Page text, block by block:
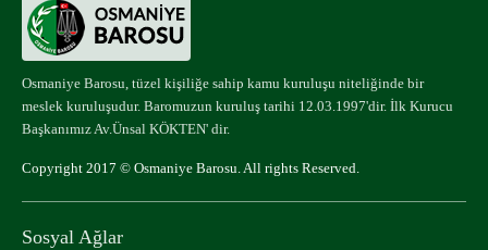
Osmaniye Barosu, tüzel kişiliğe sahip kamu kuruluşu niteliğinde bir
meslek kuruluşudur. Baromuzun kuruluş tarihi 12.03.1997'dir. İlk Kurucu
Başkanımız Av.Ünsal KÖKTEN' dir.
Copyright 2017 © Osmaniye Barosu. All rights Reserved.
Sosyal Ağlar